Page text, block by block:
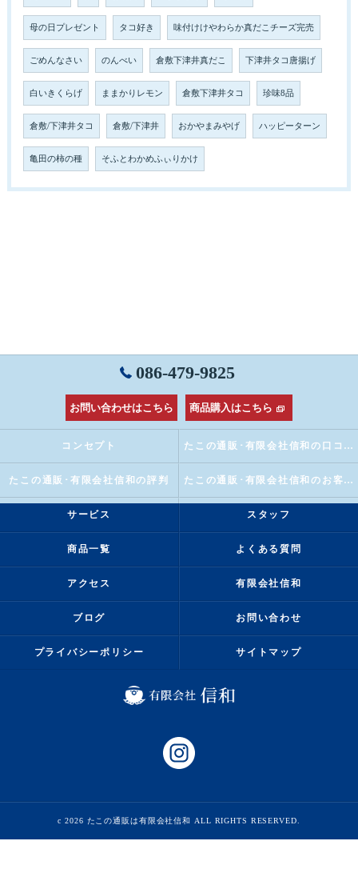
母の日プレゼント タコ好き 味付けけやわらか真だこチーズ完売
ごめんなさい のんべい 倉敷下津井真だこ 下津井タコ唐揚げ
白いきくらげ ままかりレモン 倉敷下津井タコ 珍味8品
倉敷/下津井タコ 倉敷/下津井 おかやまみやげ ハッピーターン
亀田の柿の種 そふとわかめふぃりかけ
086-479-9825
お問い合わせはこちら 商品購入はこちら
コンセプト たこの通販･有限会社信和の口コミ情報
たこの通販･有限会社信和の評判 たこの通販･有限会社信和のお客様の声
サービス スタッフ
商品一覧 よくある質問
アクセス 有限会社信和
ブログ お問い合わせ
プライバシーポリシー サイトマップ
c 2026 たこの通販は有限会社信和 ALL RIGHTS RESERVED.